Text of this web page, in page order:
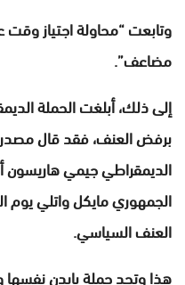
وتابعت “محاولة اجتياز
مضاعف”.
إلى ذلك، أبلغت الحملة
برفض العنف، فقد قال
الديمقراطي جيمي هاريسون
الجمهوري مايكل واتلي يوم
العنف السياسي.
هذا وتجد حملة بايدن